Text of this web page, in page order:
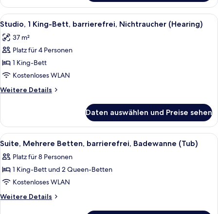
2 Queen-
Betten,
Nichtraucher
Alle
Fotos
für
Studio,
1 King-
Bett,
barrierefrei,
Nichtraucher
anzeigen
Ein ordentlich bezogenes Bett mit
7
Studio, 1 King-Bett, barrierefrei, Nichtraucher (Hearing)
37 m²
Platz für 4 Personen
1 King-Bett
Kostenloses WLAN
Weitere Details
Weitere
1 King-
Bett,
barrierefrei,
(Hearing)
Daten auswählen und Preise sehen
Alle
Fotos
für
Suite,
Mehrere
Betten,
Ein ordentlich bezogenes Bett mit
10
Suite, Mehrere Betten, barrierefrei, Badewanne (Tub)
Platz für 8 Personen
1 King-Bett und 2 Queen-Betten
Kostenloses WLAN
Weitere Details
Weitere